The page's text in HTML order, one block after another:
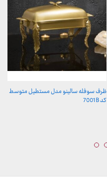
ظرف سوفله سالینو مدل مستطیل متوسط
کد 7001B